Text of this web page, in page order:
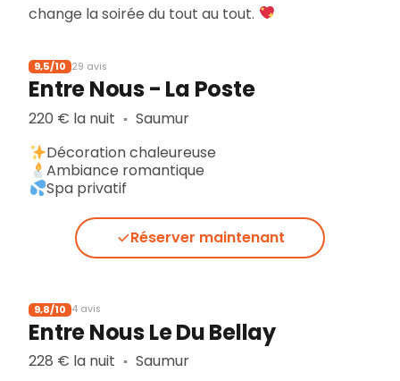
change la soirée du tout au tout.
9,5/10 29 avis
Entre Nous - La Poste
220 € la nuit ▪︎ Saumur
Décoration chaleureuse
Ambiance romantique
Spa privatif
Réserver maintenant
9,8/10 4 avis
Entre Nous Le Du Bellay
228 € la nuit ▪︎ Saumur